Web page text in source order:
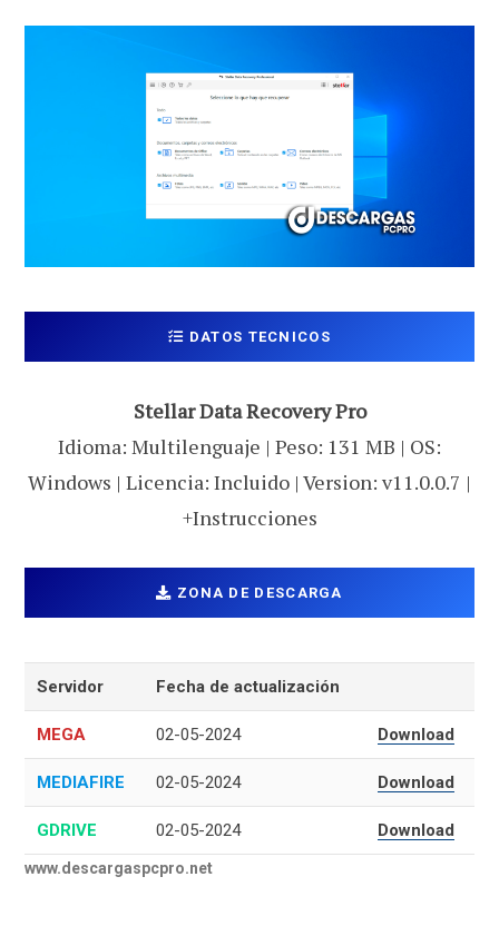
DATOS TECNICOS
Stellar Data Recovery Pro
Idioma: Multilenguaje | Peso: 131 MB | OS:
Windows | Licencia: Incluido | Version: v11.0.0.7 |
+Instrucciones
ZONA DE DESCARGA
Servidor Fecha de actualización
MEGA 02-05-2024 Download
MEDIAFIRE 02-05-2024 Download
GDRIVE 02-05-2024 Download
www.descargaspcpro.net